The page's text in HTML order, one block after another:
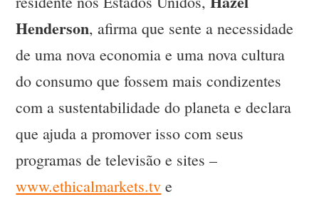
Henderson, afirma que sente a necessidade
de uma nova economia e uma nova cultura
do consumo que fossem mais condizentes
com a sustentabilidade do planeta e declara
que ajuda a promover isso com seus
programas de televisão e sites –
www.ethicalmarkets.tv e